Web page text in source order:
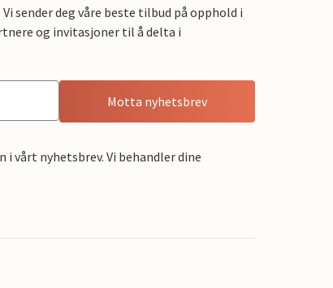
sender deg våre beste tilbud på opphold i
og invitasjoner til å delta i
Motta nyhetsbrev
vårt nyhetsbrev. Vi behandler dine